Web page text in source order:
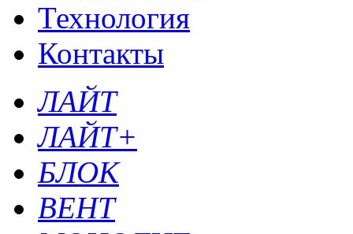
Технология
Контакты
ЛАЙТ
ЛАЙТ+
БЛОК
ВЕНТ